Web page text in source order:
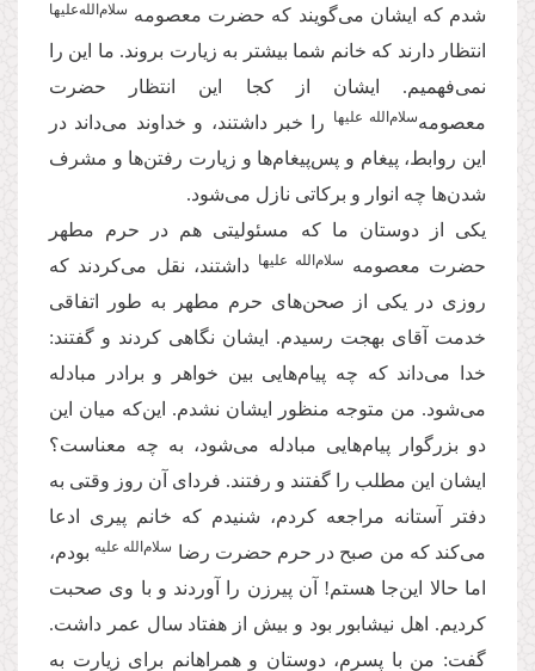
شدم که ایشان می‌گویند که حضرت معصومه سلام‌الله‌علیها
انتظار دارند که خانم شما بیشتر به زیارت بروند. ما این را
نمی‌فهمیم. ایشان از کجا این انتظار حضرت
معصومه‌سلام‌الله علیها
را خبر داشتند، و خداوند می‌داند در
این روابط، پیغام و پس‌پیغام‌ها و زیارت رفتن‌ها و مشرف
شدن‌ها چه انوار و برکاتی نازل می‌شود.
یکی از دوستان ما که مسئولیتی هم در حرم مطهر
حضرت معصومه‌ سلام‌الله علیها داشتند، نقل می‌کردند که
روزی در یکی از صحن‌های حرم مطهر به طور اتفاقی
خدمت آقای بهجت رسیدم. ایشان نگاهی کردند و گفتند:
خدا می‌داند که چه پیام‌هایی بین خواهر و برادر مبادله
می‌شود. من متوجه منظور ایشان نشدم. این‌که میان این
دو بزرگوار پیام‌هایی مبادله می‌شود، به چه معناست؟
ایشان این مطلب را گفتند و رفتند. فردای آن روز وقتی به
دفتر آستانه مراجعه کردم، شنیدم که خانم پیری ادعا
می‌کند که من صبح در حرم حضرت رضا سلام‌الله علیه بودم،
اما حالا این‌جا هستم! آن پیرزن را آوردند و با وی صحبت
کردیم. اهل نیشابور بود و بیش از هفتاد سال عمر داشت.
گفت: من با پسرم، دوستان و همراهانم برای زیارت به